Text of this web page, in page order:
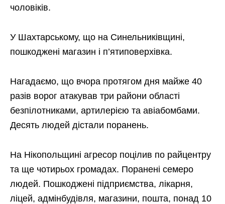
чоловіків.
У Шахтарському, що на Синельниківщині,
пошкоджені магазин і п’ятиповерхівка.
Нагадаємо, що вчора протягом дня майже 40
разів ворог атакував три райони області
безпілотниками, артилерією та авіабомбами.
Десять людей дістали поранень.
На Нікопольщині агресор поцілив по райцентру
та ще чотирьох громадах. Поранені семеро
людей. Пошкоджені підприємства, лікарня,
ліцей, адмінбудівля, магазини, пошта, понад 10